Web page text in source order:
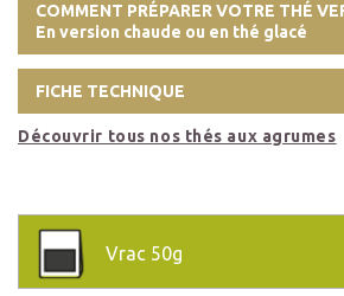
COMMENT PRÉPARER VOTRE THÉ
En version chaude ou en thé glacé
FICHE TECHNIQUE
Découvrir tous nos thés aux agrumes
Vrac 50g